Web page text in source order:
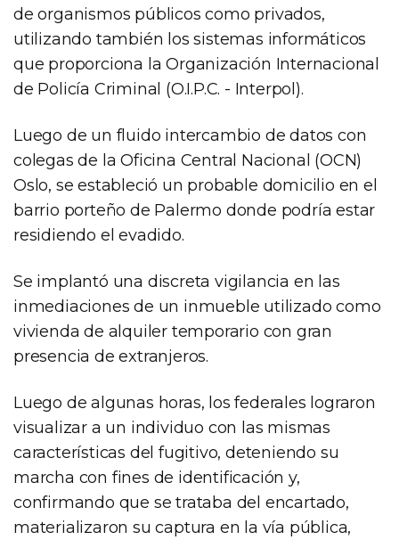
de organismos públicos como privados,
utilizando también los sistemas informáticos
que proporciona la Organización Internacional
de Policía Criminal (O.I.P.C. - Interpol).
Luego de un fluido intercambio de datos con
colegas de la Oficina Central Nacional (OCN)
Oslo, se estableció un probable domicilio en el
barrio porteño de Palermo donde podría estar
residiendo el evadido.
Se implantó una discreta vigilancia en las
inmediaciones de un inmueble utilizado como
vivienda de alquiler temporario con gran
presencia de extranjeros.
Luego de algunas horas, los federales lograron
visualizar a un individuo con las mismas
características del fugitivo, deteniendo su
marcha con fines de identificación y,
confirmando que se trataba del encartado,
materializaron su captura en la vía pública,